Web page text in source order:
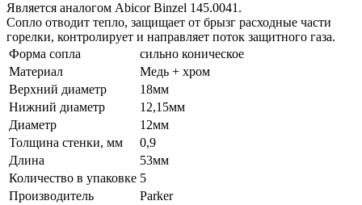
Является аналогом Abicor Binzel 145.0041.
Сопло отводит тепло, защищает от брызг расходные части
горелки, контролирует и направляет поток защитного газа.
Форма сопла
сильно коническое
Материал
Медь + хром
Верхний диаметр
18мм
Нижний диаметр
12,15мм
Диаметр
12мм
Толщина стенки, мм
0,9
Длина
53мм
Количество в упаковке 5
Производитель
Parker